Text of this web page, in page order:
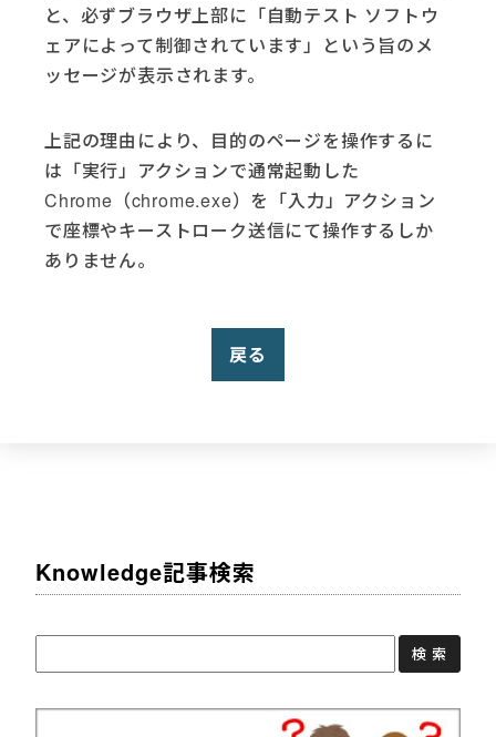
と、必ずブラウザ上部に「自動テスト ソフトウ
ェアによって制御されています」という旨のメ
ッセージが表示されます。
上記の理由により、目的のページを操作するに
は「実行」アクションで通常起動した
Chrome（chrome.exe）を「入力」アクション
で座標やキーストローク送信にて操作するしか
ありません。
戻る
Knowledge記事検索